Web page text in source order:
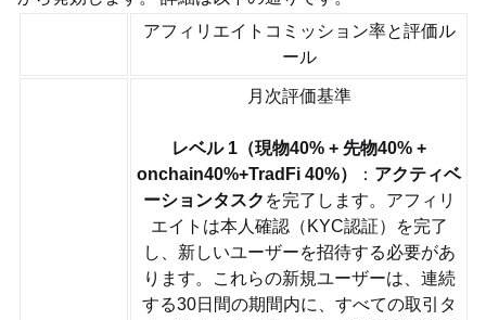
アフィリエイトコミッション率と評価ル
ール
月次評価基準
レベル 1（現物40% + 先物40% +
onchain40%+TradFi 40%） ： アクティベ
ーションタスク を完了します。アフィリ
エイトは本人確認（KYC認証）を完了
し、新しいユーザーを招待する必要があ
ります。これらの新規ユーザーは、連続
する30日間の期間内に、すべての取引タ